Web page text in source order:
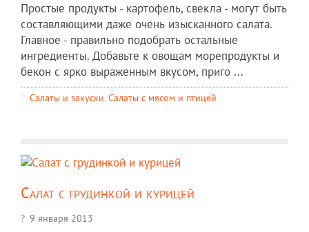
Простые продукты - картофель, свекла - могут быть
составляющими даже очень изысканного салата.
Главное - правильно подобрать остальные
ингредиенты. Добавьте к овощам морепродукты и
бекон с ярко выраженным вкусом, приго ...
Салаты и закуски, Салаты с мясом и птицей
Салат с грудинкой и курицей
9 января 2013